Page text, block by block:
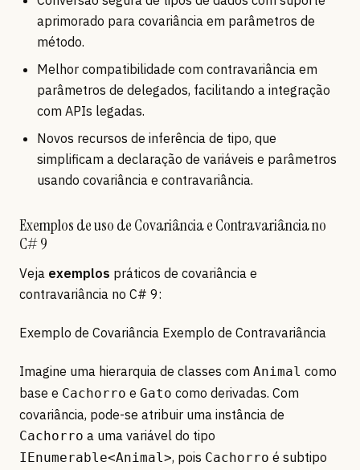
aprimorado para covariância em parâmetros de
método.
Melhor compatibilidade com contravariância em
parâmetros de delegados, facilitando a integração
com APIs legadas.
Novos recursos de inferência de tipo, que
simplificam a declaração de variáveis e parâmetros
usando covariância e contravariância.
Exemplos de uso de Covariância e Contravariância no
C# 9
Veja exemplos práticos de covariância e
contravariância no C# 9:
Exemplo de Covariância Exemplo de Contravariância
Imagine uma hierarquia de classes com Animal como
base e Cachorro e Gato como derivadas. Com
covariância, pode-se atribuir uma instância de
Cachorro a uma variável do tipo
IEnumerable<Animal>, pois Cachorro é subtipo